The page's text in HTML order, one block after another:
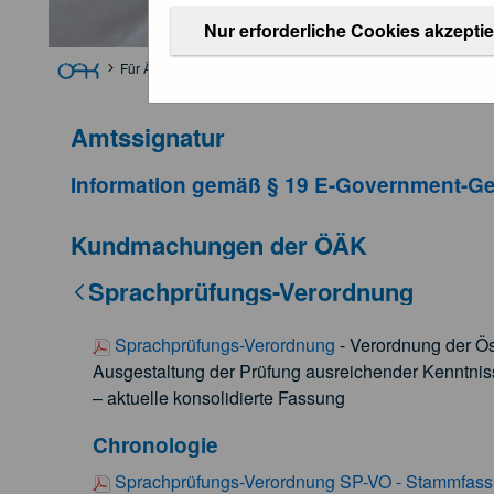
Nur erforderliche Cookies
Für Ärztinnen und Ärzte
Amtssignatur
Information gemäß § 19 E-Government-
Kundmachungen der ÖÄK
Sprachprüfungs-Verordnung
Sprachprüfungs-Verordnung - Verordnung der
Ausgestaltung der Prüfung ausreichender
– aktuelle konsolidierte Fassung
Chronologie
Sprachprüfungs-Verordnung SP-VO -